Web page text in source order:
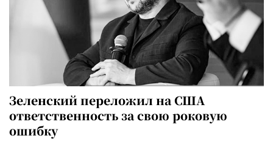
Зеленский переложил на США
ответственность за свою роковую
ошибку